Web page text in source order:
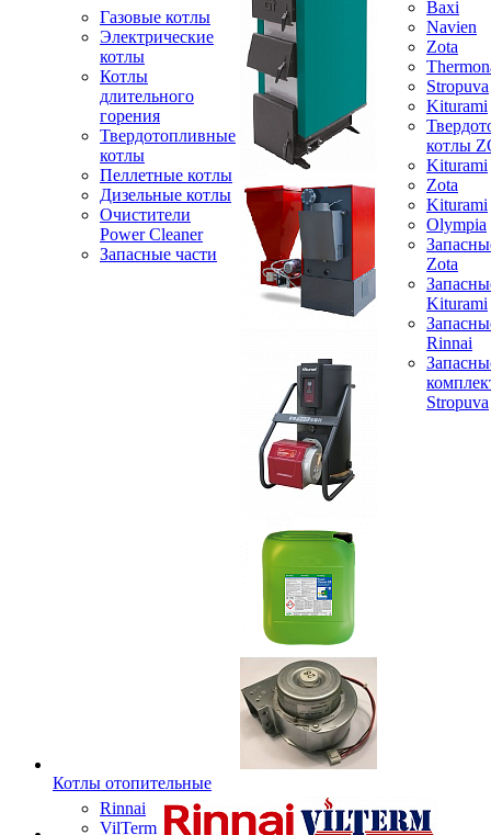
Газовые котлы
Электрические
котлы
Котлы
длительного
горения
Твердотопливные
котлы
Пеллетные котлы
Дизельные котлы
Очистители
Power Cleaner
Запасные части
Baxi
Navien
Zota
Stropuva
Kiturami
котлы
Kiturami
Zota
Kiturami
Olympia
Zota
Kiturami
Rinnai
Stropuva
Котлы отопительные
Rinnai
VilTerm